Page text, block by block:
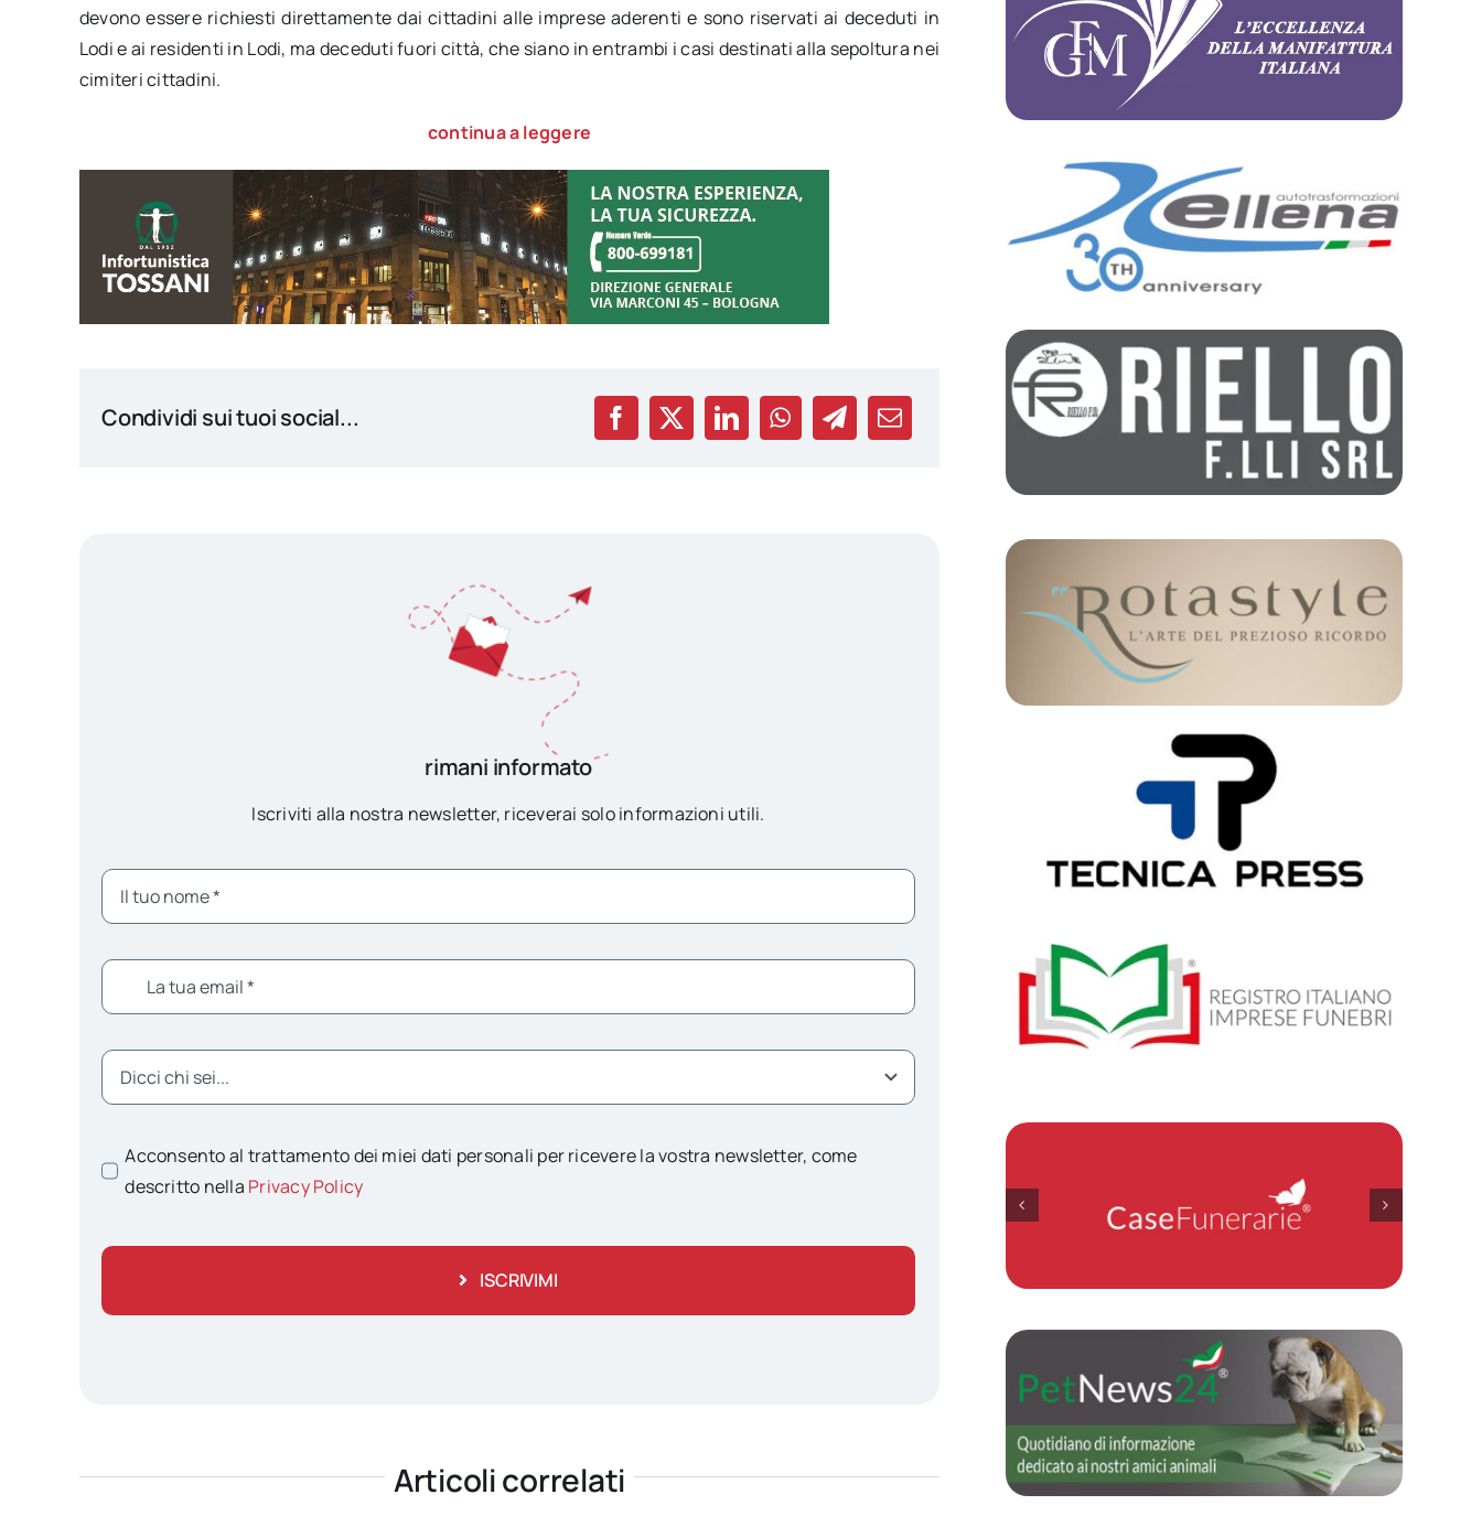
devono essere richiesti direttamente dai cittadini alle imprese aderenti e sono riservati ai deceduti in
Lodi e ai residenti in Lodi, ma deceduti fuori città, che siano in entrambi i casi destinati alla sepoltura nei
cimiteri cittadini.
continua a leggere
Condividi sui tuoi social...
rimani informato
Iscriviti alla nostra newsletter, riceverai solo informazioni utili.
Acconsento al trattamento dei miei dati personali per ricevere la vostra newsletter, come
descritto nella Privacy Policy
ISCRIVIMI
Articoli correlati